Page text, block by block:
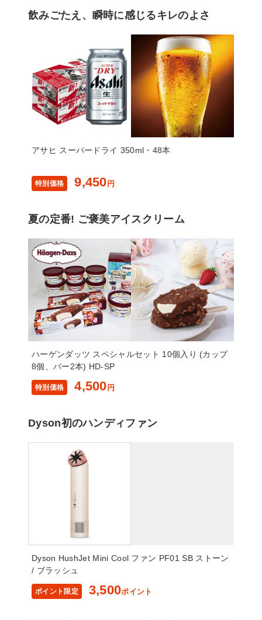
飲みごたえ、瞬時に感じるキレのよさ
アサヒ スーパードライ 350ml・48本
特別価格 9,450 円
夏の定番! ご褒美アイスクリーム
ハーゲンダッツ スペシャルセット 10個入り (カップ
8個、バー2本) HD-SP
特別価格 4,500 円
Dyson初のハンディファン
Dyson HushJet Mini Cool ファン PF01 SB ストーン
/ ブラッシュ
ポイント限定 3,500ポイント